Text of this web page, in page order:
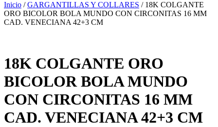
Inicio /GARGANTILLAS Y COLLARES / 18K COLGANTE
ORO BICOLOR BOLA MUNDO CON CIRCONITAS 16 MM
CAD. VENECIANA 42+3 CM
18K COLGANTE ORO
BICOLOR BOLA MUNDO
CON CIRCONITAS 16 MM
CAD. VENECIANA 42+3 CM